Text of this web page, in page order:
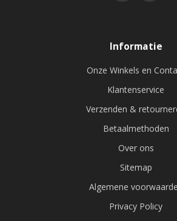
Informatie
Onze Winkels en
Klantenservice
Verzenden &
Betaalmethoden
Over ons
Sitemap
Algemene
Privacy Policy